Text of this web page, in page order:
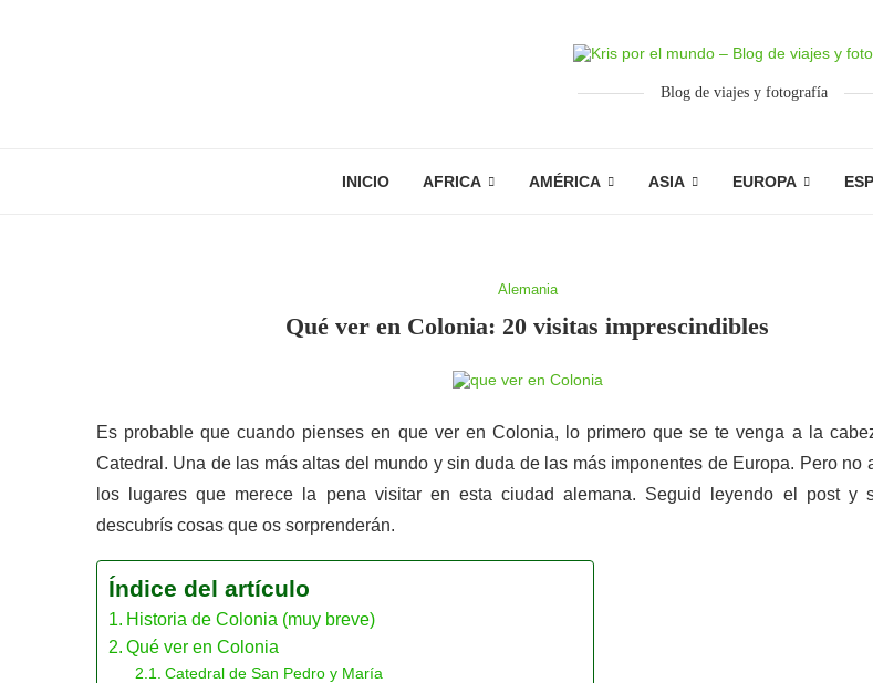
Blog de viajes y fotografía
INICIO AFRICA AMÉRICA ASIA EUROPA
Alemania
Qué ver en Colonia: 20 visitas imprescindibles
Es probable que cuando pienses en que ver en Colonia, lo primero que se te venga a la
Catedral. Una de las más altas del mundo y sin duda de las más imponentes de Europa. Pero no
los lugares que merece la pena visitar en esta ciudad alemana. Seguid leyendo el post y
descubrís cosas que os sorprenderán.
Índice del artículo
Historia de Colonia (muy breve)
Qué ver en Colonia
Catedral de San Pedro y María